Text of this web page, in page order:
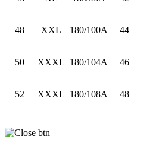
48 XXL 180/100A 44
50 XXXL 180/104A 46
52 XXXL 180/108A 48